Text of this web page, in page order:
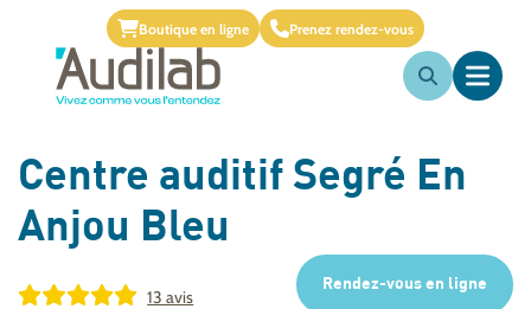
Boutique en ligne Prenez rendez-vous
Centre auditif Segré En
Anjou Bleu
13 avis
Rendez-vous en ligne